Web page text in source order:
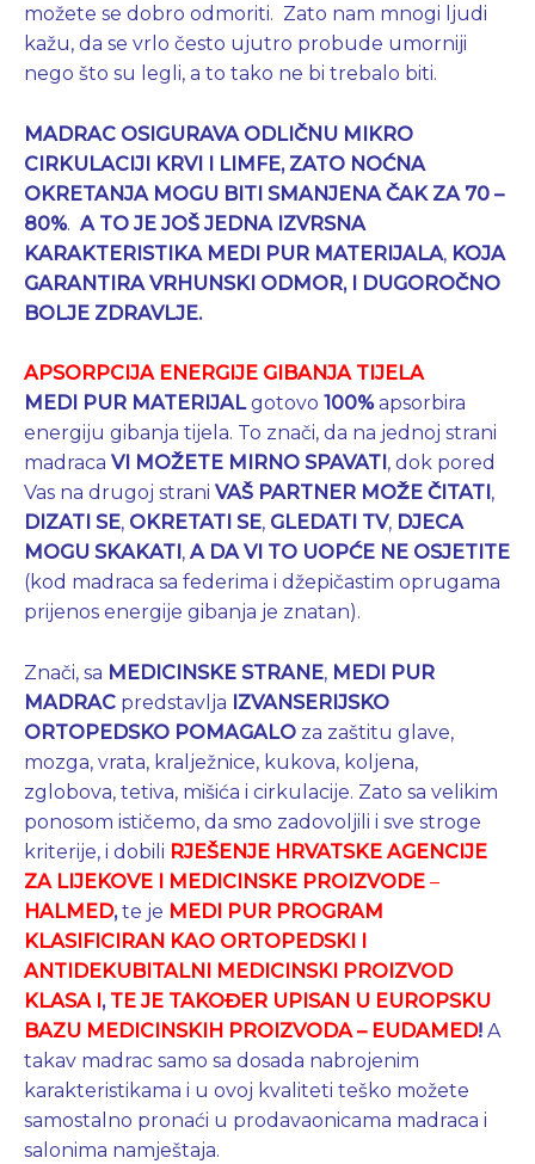
možete se dobro odmoriti. Zato nam mnogi ljudi
kažu, da se vrlo često ujutro probude umorniji
nego što su legli, a to tako ne bi trebalo biti.
MADRAC OSIGURAVA ODLIČNU MIKRO
CIRKULACIJI KRVI I LIMFE, ZATO NOĆNA
OKRETANJA MOGU BITI SMANJENA ČAK ZA 70 –
80%. A TO JE JOŠ JEDNA IZVRSNA
KARAKTERISTIKA MEDI PUR MATERIJALA, KOJA
GARANTIRA VRHUNSKI ODMOR, I DUGOROČNO
BOLJE ZDRAVLJE.
APSORPCIJA ENERGIJE GIBANJA TIJELA
MEDI PUR MATERIJALgotovo 100%apsorbira
energiju gibanja tijela. To znači, da na jednoj strani
madraca VI MOŽETE MIRNO SPAVATI , dok pored
Vas na drugoj strani VAŠ PARTNER MOŽE ČITATI ,
DIZATI SE, OKRETATI SE, GLEDATI TV, DJECA
MOGU SKAKATI , A DA VI TO UOPĆE NE OSJETITE
(kod madraca sa federima i džepičastim oprugama
prijenos energije gibanja je znatan).
Znači, sa MEDICINSKE STRANE, MEDI PUR
MADRAC predstavlja IZVANSERIJSKO
ORTOPEDSKO POMAGALO za zaštitu glave,
mozga, vrata, kralježnice, kukova, koljena,
zglobova, tetiva, mišića i cirkulacije. Zato sa velikim
ponosom ističemo, da smo zadovoljili i sve stroge
kriterije, i dobili RJEŠENJE HRVATSKE AGENCIJE
ZA LIJEKOVE I MEDICINSKE PROIZVODE –
HALMED,te je MEDI PUR PROGRAM
KLASIFICIRAN KAO ORTOPEDSKI I
ANTIDEKUBITALNI MEDICINSKI PROIZVOD
KLASA I, TE JE TAKOĐER UPISAN U EUROPSKU
BAZU MEDICINSKIH PROIZVODA – EUDAMED! A
takav madrac samo sa dosada nabrojenim
karakteristikama i u ovoj kvaliteti teško možete
samostalno pronaći u prodavaonicama madraca i
salonima namještaja.